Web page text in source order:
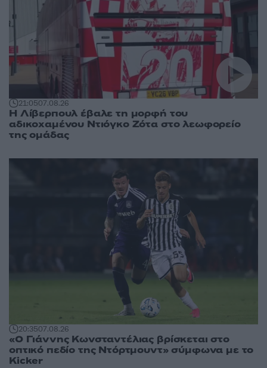
21:0507.08.26
Η Λίβερπουλ έβαλε τη μορφή του
αδικοχαμένου Ντιόγκο Ζότα στο λεωφορείο
της ομάδας
20:3507.08.26
«Ο Γιάννης Κωνσταντέλιας βρίσκεται στο
οπτικό πεδίο της Ντόρτμουντ» σύμφωνα με το
Kicker